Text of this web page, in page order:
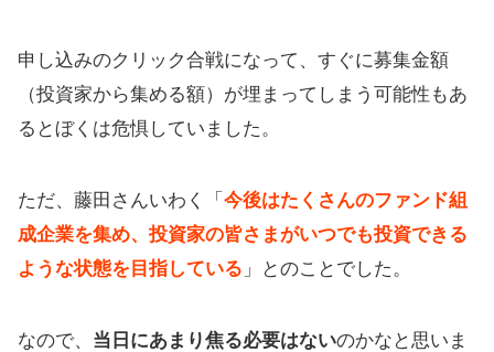
申し込みのクリック合戦になって、すぐに募集金額
（投資家から集める額）が埋まってしまう可能性もあ
るとぼくは危惧していました。
ただ、藤田さんいわく「 今後はたくさんのファンド組
成企業を集め、投資家の皆さまがいつでも投資できる
ような状態を目指している 」とのことでした。
なので、 当日にあまり焦る必要はないのかなと思いま